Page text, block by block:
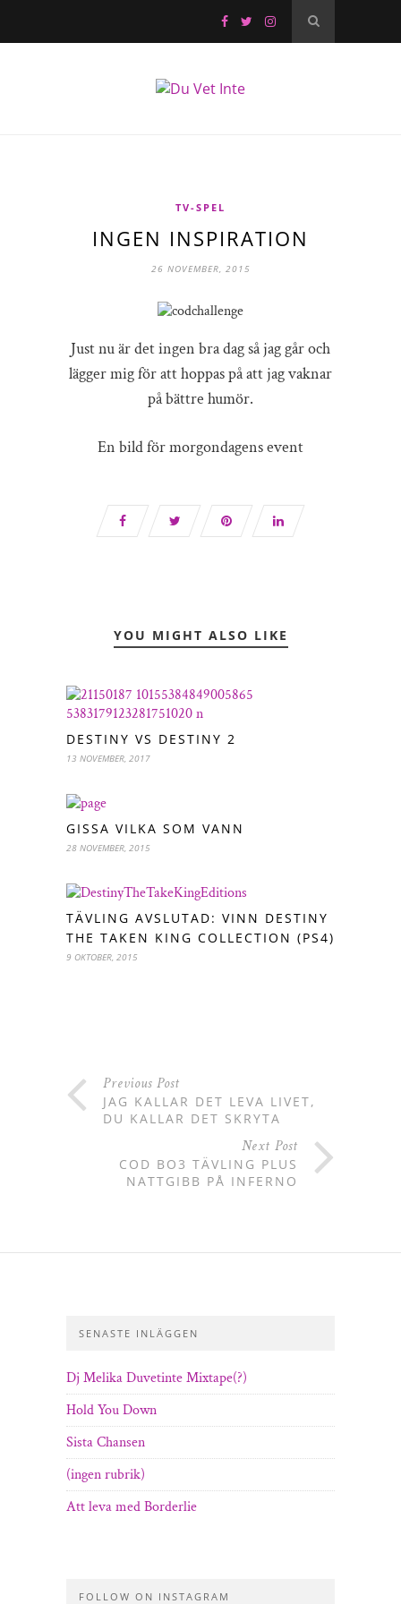
TV-SPEL
INGEN INSPIRATION
26 NOVEMBER, 2015
Just nu är det ingen bra dag så jag går och
lägger mig för att hoppas på att jag vaknar
på bättre humör.
En bild för morgondagens event
YOU MIGHT ALSO LIKE
DESTINY VS DESTINY 2
13 NOVEMBER, 2017
GISSA VILKA SOM VANN
28 NOVEMBER, 2015
TÄVLING AVSLUTAD: VINN DESTINY
THE TAKEN KING COLLECTION (PS4)
9 OKTOBER, 2015
Previous Post
JAG KALLAR DET LEVA LIVET,
DU KALLAR DET SKRYTA
Next Post
COD BO3 TÄVLING PLUS
NATTGIBB PÅ INFERNO
SENASTE INLÄGGEN
Dj Melika Duvetinte Mixtape(?)
Hold You Down
Sista Chansen
(ingen rubrik)
Att leva med Borderlie
FOLLOW ON INSTAGRAM